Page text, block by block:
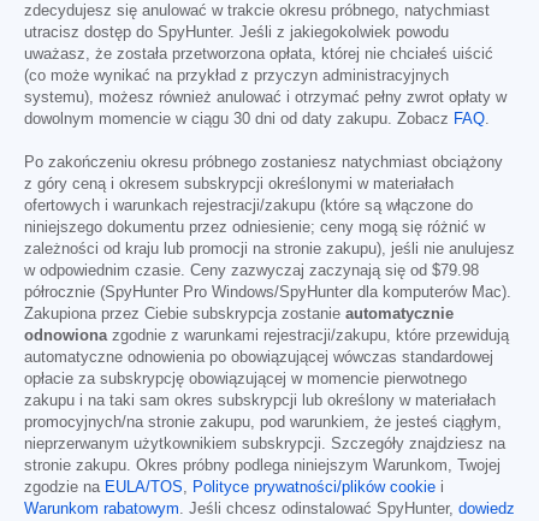
zdecydujesz się anulować w trakcie okresu próbnego, natychmiast
utracisz dostęp do SpyHunter. Jeśli z jakiegokolwiek powodu
uważasz, że została przetworzona opłata, której nie chciałeś uiścić
(co może wynikać na przykład z przyczyn administracyjnych
systemu), możesz również anulować i otrzymać pełny zwrot opłaty w
dowolnym momencie w ciągu 30 dni od daty zakupu. Zobacz FAQ.
Po zakończeniu okresu próbnego zostaniesz natychmiast obciążony
z góry ceną i okresem subskrypcji określonymi w materiałach
ofertowych i warunkach rejestracji/zakupu (które są włączone do
niniejszego dokumentu przez odniesienie; ceny mogą się różnić w
zależności od kraju lub promocji na stronie zakupu), jeśli nie anulujesz
w odpowiednim czasie. Ceny zazwyczaj zaczynają się od $79.98
półrocznie (SpyHunter Pro Windows/SpyHunter dla komputerów Mac).
Zakupiona przez Ciebie subskrypcja zostanie automatycznie
odnowionazgodnie z warunkami rejestracji/zakupu, które przewidują
automatyczne odnowienia po obowiązującej wówczas standardowej
opłacie za subskrypcję obowiązującej w momencie pierwotnego
zakupu i na taki sam okres subskrypcji lub określony w materiałach
promocyjnych/na stronie zakupu, pod warunkiem, że jesteś ciągłym,
nieprzerwanym użytkownikiem subskrypcji. Szczegóły znajdziesz na
stronie zakupu. Okres próbny podlega niniejszym Warunkom, Twojej
zgodzie na EULA/TOS, Polityce prywatności/plików cookie i
Warunkom rabatowym. Jeśli chcesz odinstalować SpyHunter, dowiedz